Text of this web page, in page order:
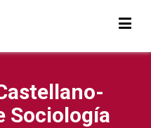
Sociología